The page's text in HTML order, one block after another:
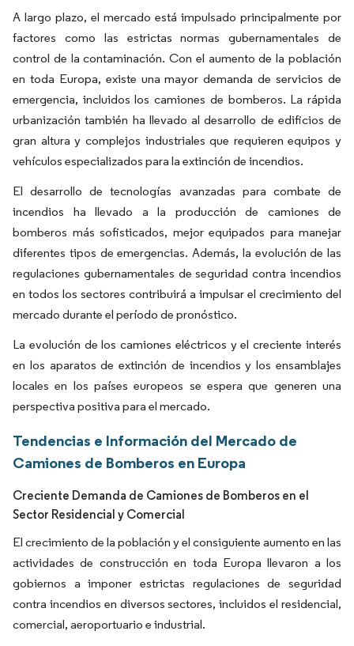
A largo plazo, el mercado está impulsado principalmente por
factores como las estrictas normas gubernamentales de
control de la contaminación. Con el aumento de la población
en toda Europa, existe una mayor demanda de servicios de
emergencia, incluidos los camiones de bomberos. La rápida
urbanización también ha llevado al desarrollo de edificios de
gran altura y complejos industriales que requieren equipos y
vehículos especializados para la extinción de incendios.
El desarrollo de tecnologías avanzadas para combate de
incendios ha llevado a la producción de camiones de
bomberos más sofisticados, mejor equipados para manejar
diferentes tipos de emergencias. Además, la evolución de las
regulaciones gubernamentales de seguridad contra incendios
en todos los sectores contribuirá a impulsar el crecimiento del
mercado durante el período de pronóstico.
La evolución de los camiones eléctricos y el creciente interés
en los aparatos de extinción de incendios y los ensamblajes
locales en los países europeos se espera que generen una
perspectiva positiva para el mercado.
Tendencias e Información del Mercado de
Camiones de Bomberos en Europa
Creciente Demanda de Camiones de Bomberos en el
Sector Residencial y Comercial
El crecimiento de la población y el consiguiente aumento en las
actividades de construcción en toda Europa llevaron a los
gobiernos a imponer estrictas regulaciones de seguridad
contra incendios en diversos sectores, incluidos el residencial,
comercial, aeroportuario e industrial.